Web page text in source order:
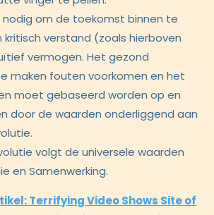
nodig om de toekomst binnen te
kritisch verstand (zoals hierboven
vermogen. Het gezond
maken fouten voorkomen en het
moet gebaseerd worden op en
door de waarden onderliggend aan
volgt de universele waarden
en Samenwerking.
Terrifying Video Shows Site of